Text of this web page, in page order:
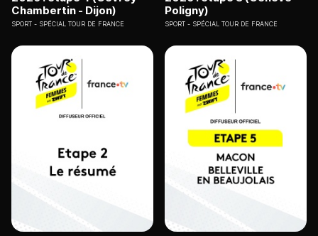
Chambertin - Dijon)
SPORT SPÉCIAL TOUR DE FRANCE
Poligny)
SPORT SPÉCIAL TOUR DE FRANCE